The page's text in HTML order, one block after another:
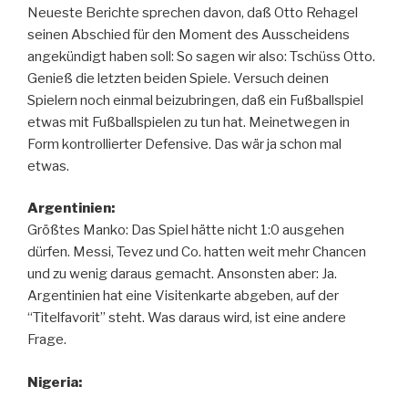
Neueste Berichte sprechen davon, daß Otto Rehagel
seinen Abschied für den Moment des Ausscheidens
angekündigt haben soll: So sagen wir also: Tschüss Otto.
Genieß die letzten beiden Spiele. Versuch deinen
Spielern noch einmal beizubringen, daß ein Fußballspiel
etwas mit Fußballspielen zu tun hat. Meinetwegen in
Form kontrollierter Defensive. Das wär ja schon mal
etwas.
Argentinien:
Größtes Manko: Das Spiel hätte nicht 1:0 ausgehen
dürfen. Messi, Tevez und Co. hatten weit mehr Chancen
und zu wenig daraus gemacht. Ansonsten aber: Ja.
Argentinien hat eine Visitenkarte abgeben, auf der
“Titelfavorit” steht. Was daraus wird, ist eine andere
Frage.
Nigeria: